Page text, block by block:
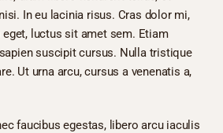
In eu lacinia risus. Cras dolor mi,
luctus sit amet sem. Etiam
suscipit cursus. Nulla tristique
Ut urna arcu, cursus a venenatis a,
faucibus egestas, libero arcu iaculis